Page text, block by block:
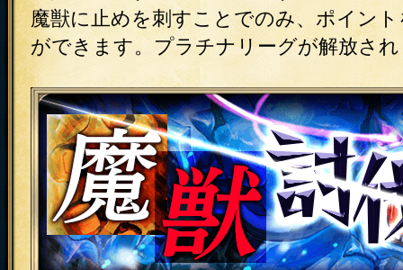
魔獣に止めを刺すことでのみ、ポイン
ができます。プラチナリーグが解放さ